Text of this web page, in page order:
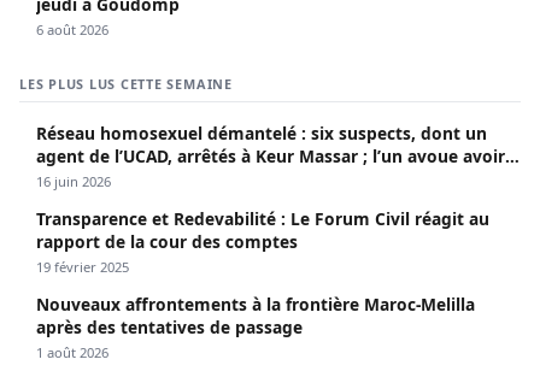
jeudi à Goudomp
6 août 2026
LES PLUS LUS CETTE SEMAINE
Réseau homosexuel démantelé : six suspects, dont un
agent de l’UCAD, arrêtés à Keur Massar ; l’un avoue avoir
propagé le VIH depuis 2018
16 juin 2026
Transparence et Redevabilité : Le Forum Civil réagit au
rapport de la cour des comptes
19 février 2025
Nouveaux affrontements à la frontière Maroc-Melilla
après des tentatives de passage
1 août 2026